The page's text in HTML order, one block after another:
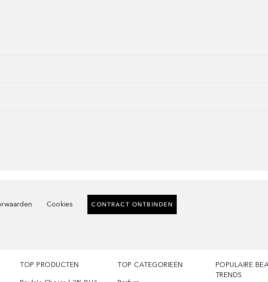
Cookies CONTRACT ONTBINDEN
TOP PRODUCTEN TOP CATEGORIEËN
POPULAIRE
TRENDS